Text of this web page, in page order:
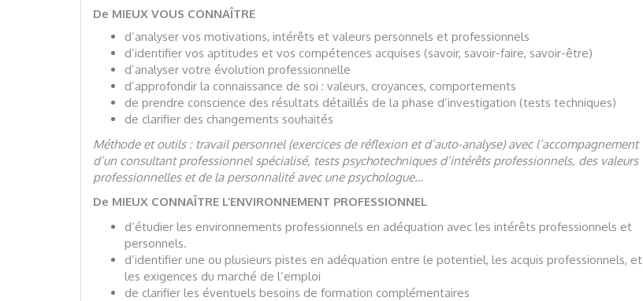
De MIEUX VOUS CONNAÎTRE
d’analyser vos motivations, intérêts et valeurs personnels et professionnels
d’identifier vos aptitudes et vos compétences acquises (savoir, savoir-faire, savoir-être)
d’analyser votre évolution professionnelle
d’approfondir la connaissance de soi : valeurs, croyances, comportements
de prendre conscience des résultats détaillés de la phase d’investigation (tests techniques)
de clarifier des changements souhaités
Méthode et outils : travail personnel (exercices de réflexion et d’auto-analyse) avec l’accompagnement
d’un consultant professionnel spécialisé, tests psychotechniques d’intérêts professionnels, des valeurs
professionnelles et de la personnalité avec une psychologue…
De MIEUX CONNAÎTRE L’ENVIRONNEMENT PROFESSIONNEL
d’étudier les environnements professionnels en adéquation avec les intérêts professionnels et
personnels.
d’identifier une ou plusieurs pistes en adéquation entre le potentiel, les acquis professionnels, et
les exigences du marché de l’emploi
de clarifier les éventuels besoins de formation complémentaires